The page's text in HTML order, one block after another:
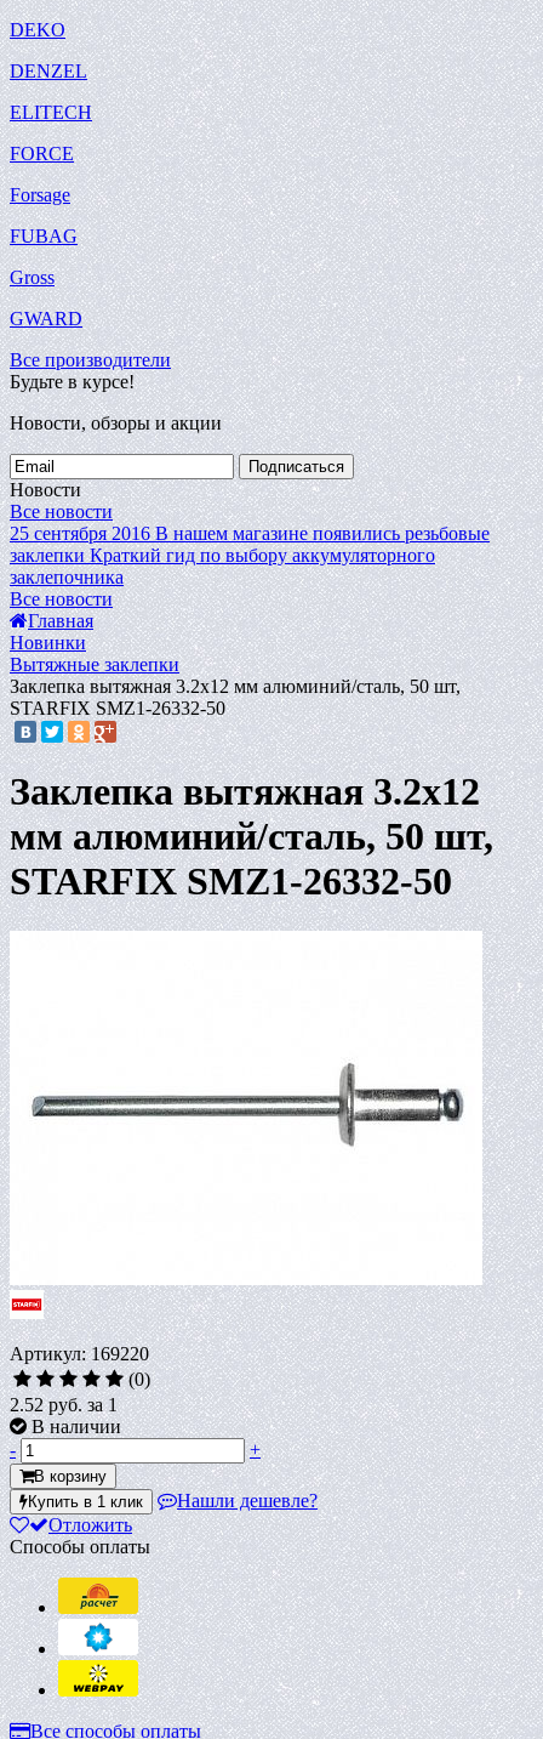
DEKO
DENZEL
ELITECH
FORCE
Forsage
FUBAG
Gross
GWARD
Все производители
Будьте в курсе!
Новости, обзоры и акции
Подписаться
Новости
Все новости
25 сентября 2016 В нашем магазине появились резьбовые
заклепки Краткий гид по выбору аккумуляторного
заклепочника
Все новости
Главная
Новинки
Вытяжные заклепки
Заклепка вытяжная 3.2х12 мм алюминий/сталь, 50 шт,
STARFIX SMZ1-26332-50
Заклепка вытяжная 3.2х12
мм алюминий/сталь, 50 шт,
STARFIX SMZ1-26332-50
Артикул: 169220
(0)
2.52 руб.за 1
В наличии
-
+
В корзину
Купить в 1 клик
Нашли дешевле?
Отложить
Способы оплаты
Все способы оплаты